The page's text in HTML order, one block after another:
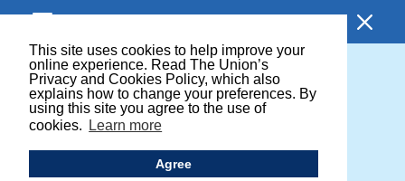
This site uses cookies to help improve your
online experience. Read The Union’s
Privacy and Cookies Policy, which also
explains how to change your preferences. By
using this site you agree to the use of
cookies.
Learn more
Agree
EXPLORER
NOUVEAU PROJET DE
L’UNION POUR UN
DÉPISTAGE